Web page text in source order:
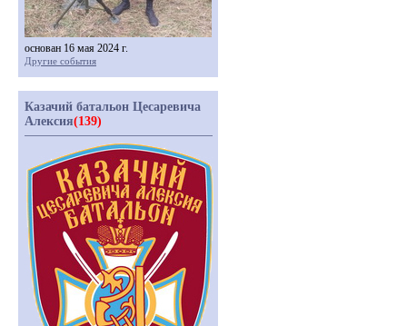
основан 16 мая 2024 г.
Другие события
Казачий батальон Цесаревича
Алексия(139)